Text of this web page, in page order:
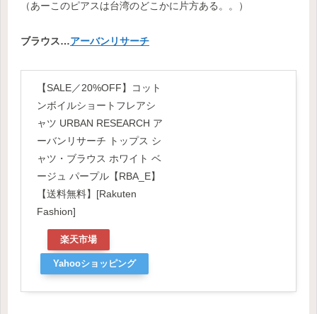
（あーこのピアスは台湾のどこかに片方ある。。）
ブラウス…アーバンリサーチ
【SALE／20%OFF】コット
ンボイルショートフレアシ
ャツ URBAN RESEARCH ア
ーバンリサーチ トップス シ
ャツ・ブラウス ホワイト ベ
ージュ パープル【RBA_E】
【送料無料】[Rakuten
Fashion]
楽天市場
Yahooショッピング